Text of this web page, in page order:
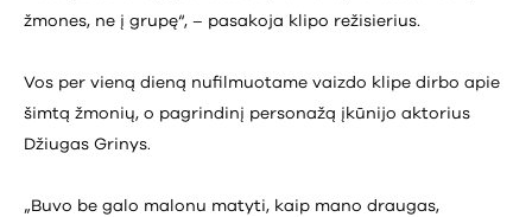
žmones, ne į grupę“, – pasakoja klipo režisierius.
Vos per vieną dieną nufilmuotame vaizdo klipe dirbo apie
šimtą žmonių, o pagrindinį personažą įkūnijo aktorius
Džiugas Grinys.
„Buvo be galo malonu matyti, kaip mano draugas,